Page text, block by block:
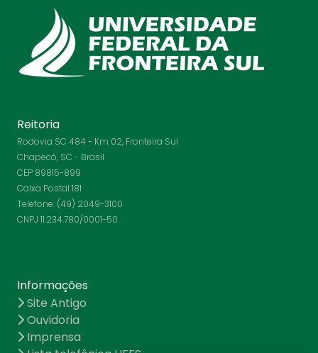
Reitoria
Rodovia SC 484 - Km 02, Fronteira Sul
Chapecó, SC - Brasil
CEP 89815-899
Caixa Postal 181
Telefone: (49) 2049-3100
CNPJ 11.234.780/0001-50
Informações
Site Antigo
Ouvidoria
Imprensa